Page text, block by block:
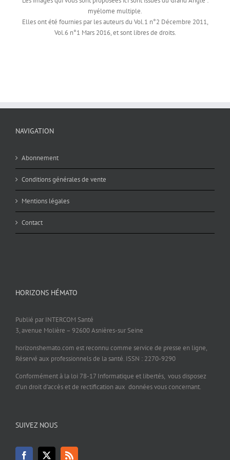
myélome multiple.
Elles ont été fournies par les auteurs du Vol.1 n°2 Décembre 2011,
Vol.6 n°1 Mars 2016, et sont libres de droits.
NAVIGATION
Abonnement
Conditions générales de vente
Mentions légales
Contact
HORIZONS HÉMATO
Publié par INTERCOM Santé
3, avenue Molière – 92600 Asnières-sur Seine
horizonshemato.com est reconnu comme service de presse en ligne,
Réservé aux professionnels de la santé. ISSN : 2270-9290
Conformément à la loi 78-17 Informatique et libertés, vous disposez
d’un droit d’accès et de rectification aux données vous concernant.
SUIVEZ NOUS